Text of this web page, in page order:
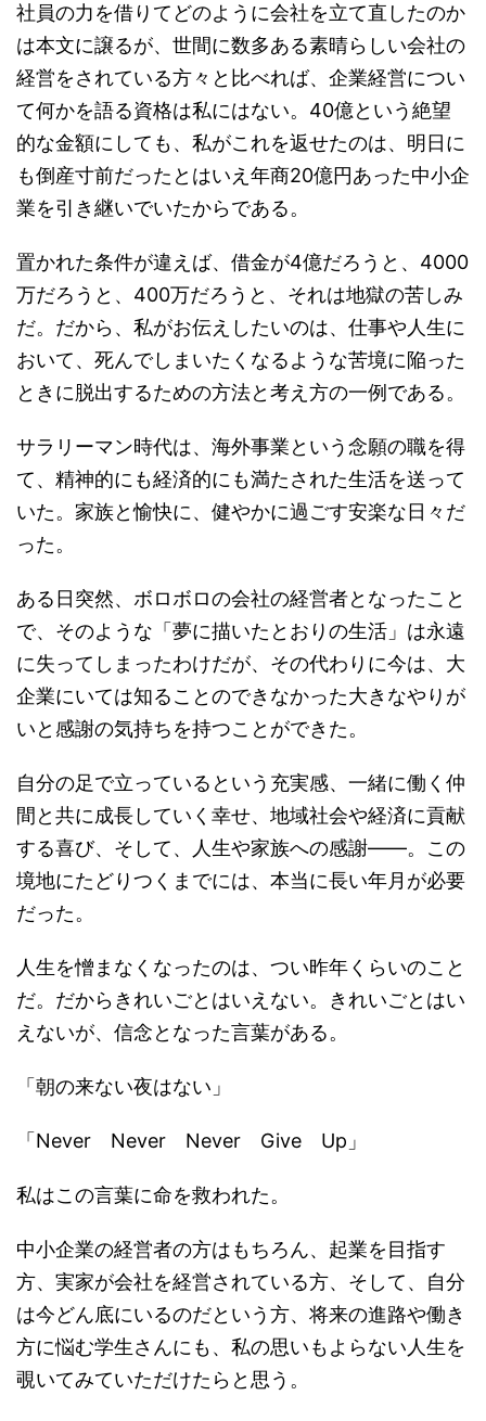
社員の力を借りてどのように会社を立て直したのか
は本文に譲るが、世間に数多ある素晴らしい会社の
経営をされている方々と比べれば、企業経営につい
て何かを語る資格は私にはない。40億という絶望
的な金額にしても、私がこれを返せたのは、明日に
も倒産寸前だったとはいえ年商20億円あった中小企
業を引き継いでいたからである。
置かれた条件が違えば、借金が4億だろうと、4000
万だろうと、400万だろうと、それは地獄の苦しみ
だ。だから、私がお伝えしたいのは、仕事や人生に
おいて、死んでしまいたくなるような苦境に陥った
ときに脱出するための方法と考え方の一例である。
サラリーマン時代は、海外事業という念願の職を得
て、精神的にも経済的にも満たされた生活を送って
いた。家族と愉快に、健やかに過ごす安楽な日々だ
った。
ある日突然、ボロボロの会社の経営者となったこと
で、そのような「夢に描いたとおりの生活」は永遠
に失ってしまったわけだが、その代わりに今は、大
企業にいては知ることのできなかった大きなやりが
いと感謝の気持ちを持つことができた。
自分の足で立っているという充実感、一緒に働く仲
間と共に成長していく幸せ、地域社会や経済に貢献
する喜び、そして、人生や家族への感謝――。この
境地にたどりつくまでには、本当に長い年月が必要
だった。
人生を憎まなくなったのは、つい昨年くらいのこと
だ。だからきれいごとはいえない。きれいごとはい
えないが、信念となった言葉がある。
「朝の来ない夜はない」
「Never Never Never Give Up」
私はこの言葉に命を救われた。
中小企業の経営者の方はもちろん、起業を目指す
方、実家が会社を経営されている方、そして、自分
は今どん底にいるのだという方、将来の進路や働き
方に悩む学生さんにも、私の思いもよらない人生を
覗いてみていただけたらと思う。